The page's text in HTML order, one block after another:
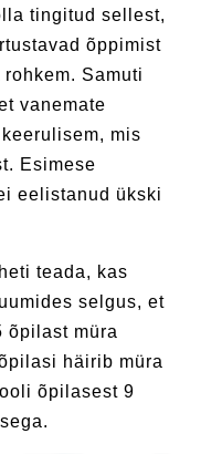
tingitud sellest,
õppimist
Samuti
vanemate
mis
Esimese
eelistanud ükski
teada, kas
selgus, et
õpilast müra
häirib müra
õpilasest 9